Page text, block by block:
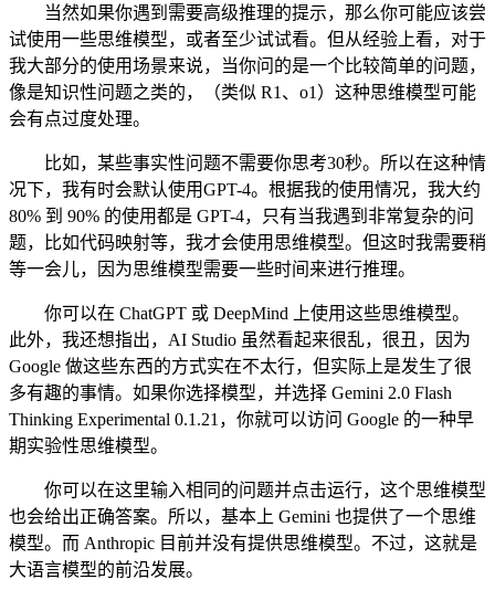
当然如果你遇到需要高级推理的提示，那么你可能应该尝
试使用一些思维模型，或者至少试试看。但从经验上看，对于
我大部分的使用场景来说，当你问的是一个比较简单的问题，
像是知识性问题之类的，（类似 R1、o1）这种思维模型可能
会有点过度处理。
比如，某些事实性问题不需要你思考30秒。所以在这种情
况下，我有时会默认使用GPT-4。根据我的使用情况，我大约
80% 到 90% 的使用都是 GPT-4，只有当我遇到非常复杂的问
题，比如代码映射等，我才会使用思维模型。但这时我需要稍
等一会儿，因为思维模型需要一些时间来进行推理。
你可以在 ChatGPT 或 DeepMind 上使用这些思维模型。
此外，我还想指出，AI Studio 虽然看起来很乱，很丑，因为
Google 做这些东西的方式实在不太行，但实际上是发生了很
多有趣的事情。如果你选择模型，并选择 Gemini 2.0 Flash
Thinking Experimental 0.1.21，你就可以访问 Google 的一种早
期实验性思维模型。
你可以在这里输入相同的问题并点击运行，这个思维模型
也会给出正确答案。所以，基本上 Gemini 也提供了一个思维
模型。而 Anthropic 目前并没有提供思维模型。不过，这就是
大语言模型的前沿发展。